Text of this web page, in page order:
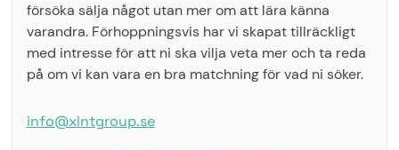
försöka sälja något utan mer om att lära känna
varandra. Förhoppningsvis har vi skapat tillräckligt
med intresse för att ni ska vilja veta mer och ta reda
på om vi kan vara en bra matchning för vad ni söker.
info@xlntgroup.se